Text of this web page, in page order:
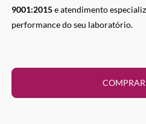
9001:2015e atendimento
performance do seu laboratório.
COMPRAR